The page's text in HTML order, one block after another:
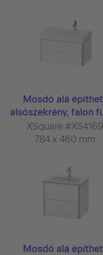
Mosdó alá
alsószekrény, falon
...
XSquare #XS4169
784 x 460 mm
Mosdó alá